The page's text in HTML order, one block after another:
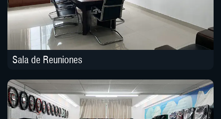
Sala de Reuniones